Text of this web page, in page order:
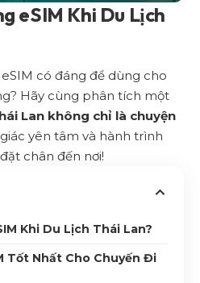
eSIM Khi Du Lịch
có đáng để dùng cho
Hãy cùng phân tích một
Lan không chỉ là chuyện
yên tâm và hành trình
chân đến nơi!
Khi Du Lịch Thái Lan?
Tốt Nhất Cho Chuyến Đi